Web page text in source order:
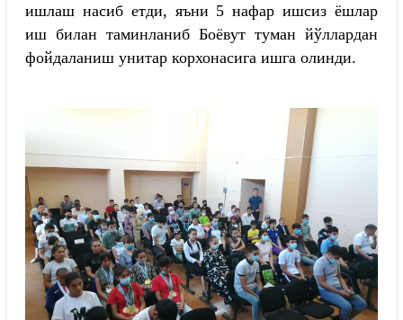
ишлаш насиб етди, яъни 5 нафар ишсиз ёшлар
иш билан таминланиб Боёвут туман йўллардан
фойдаланиш унитар корхонасига ишга олинди.